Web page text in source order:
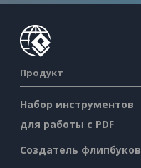
Продукт
Набор инструментов
для работы с PDF
Создатель флипбуков